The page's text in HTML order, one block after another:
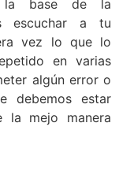
la base de la
escuchar a tu
vez lo que lo
en varias
algún error o
debemos estar
la mejo manera